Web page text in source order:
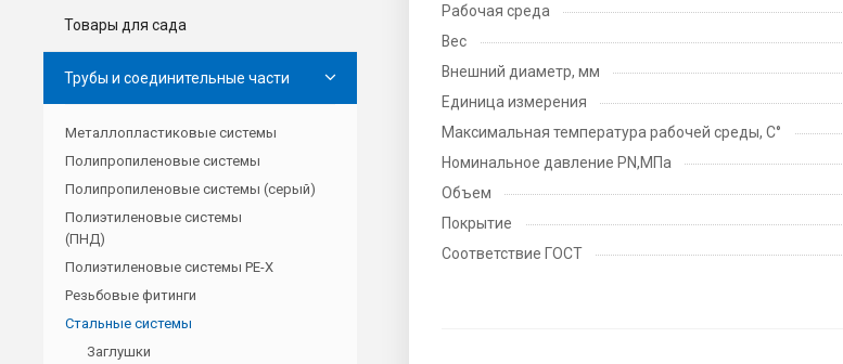
Рабочая среда
Вес
Внешний диаметр, мм
Единица измерения
Максимальная температура рабочей среды, С°
Номинальное давление PN,МПа
Объем
Покрытие
Соответствие ГОСТ
Товары для сада
Трубы и соединительные части
Металлопластиковые системы
Полипропиленовые системы
Полипропиленовые системы (серый)
Полиэтиленовые системы
(ПНД)
Полиэтиленовые системы PE-X
Резьбовые фитинги
Стальные системы
Заглушки